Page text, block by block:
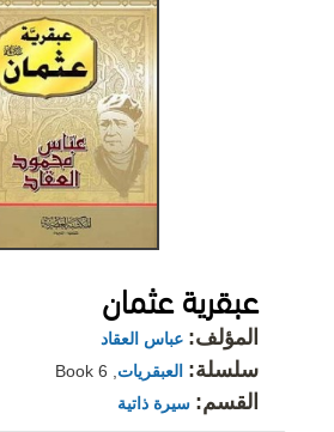
عبقرية عثمان
المؤلف: عباس العقاد
سلسلة: العبقريات, Book 6
القسم: سيرة ذاتية